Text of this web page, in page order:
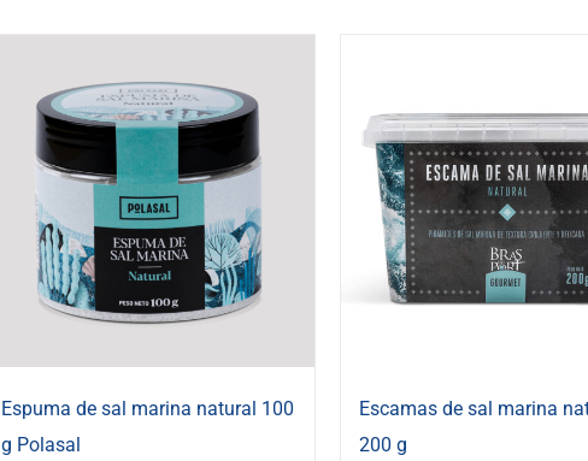
Espuma de sal marina natural 100
g Polasal
Escamas de sal marina
200 g